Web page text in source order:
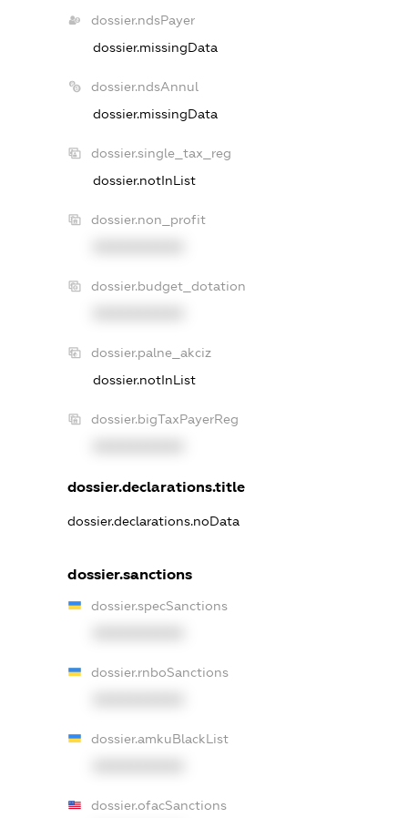
dossier.ndsPayer
dossier.missingData
dossier.ndsAnnul
dossier.missingData
dossier.single_tax_reg
dossier.notInList
dossier.non_profit
dossier.budget_dotation
dossier.palne_akciz
dossier.notInList
dossier.bigTaxPayerReg
dossier.declarations.title
dossier.declarations.noData
dossier.sanctions
dossier.specSanctions
dossier.rnboSanctions
dossier.amkuBlackList
dossier.ofacSanctions